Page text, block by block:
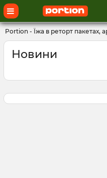
Portion - Їжа в реторт пакетах,
Новини